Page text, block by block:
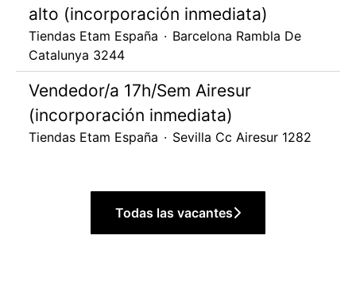
alto (incorporación inmediata)
Tiendas Etam España · Barcelona Rambla De
Catalunya 3244
Vendedor/a 17h/Sem Airesur
(incorporación inmediata)
Tiendas Etam España · Sevilla Cc Airesur 1282
Todas las vacantes